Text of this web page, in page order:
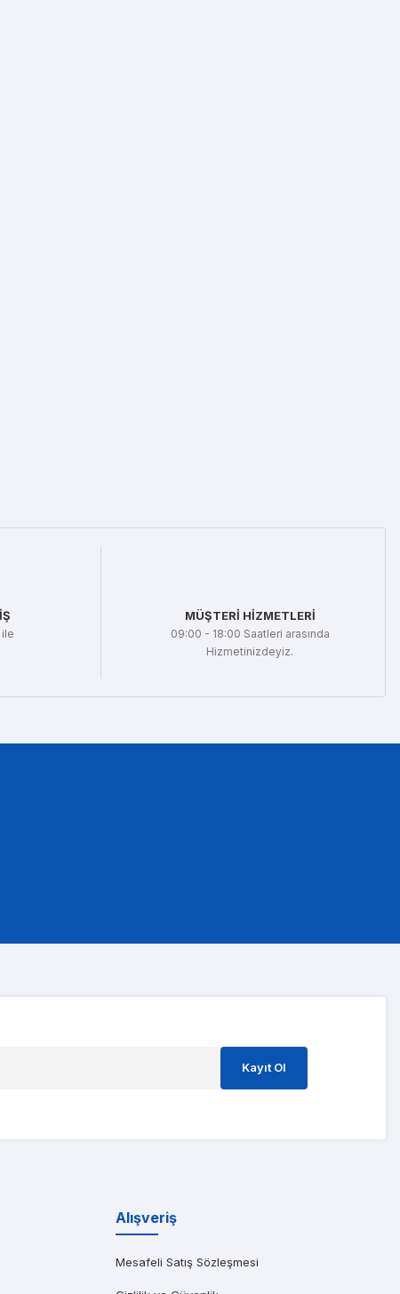
ile
MÜŞTERİ HİZMETLERİ
09:00 - 18:00 Saatleri arasında
Hizmetinizdeyiz.
ve süreci o kadar hızlı yönettiler ki 3 gün içinde kart gitti geldi
Kayıt Ol
Alışveriş
Mesafeli Satış Sözleşmesi